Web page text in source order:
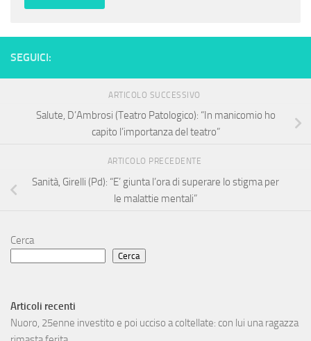
SEGUICI:
ARTICOLO SUCCESSIVO
Salute, D’Ambrosi (Teatro Patologico): “In manicomio ho
capito l’importanza del teatro”
ARTICOLO PRECEDENTE
Sanità, Girelli (Pd): “E’ giunta l’ora di superare lo stigma per
le malattie mentali”
Cerca
Cerca
Articoli recenti
Nuoro, 25enne investito e poi ucciso a coltellate: con lui una ragazza